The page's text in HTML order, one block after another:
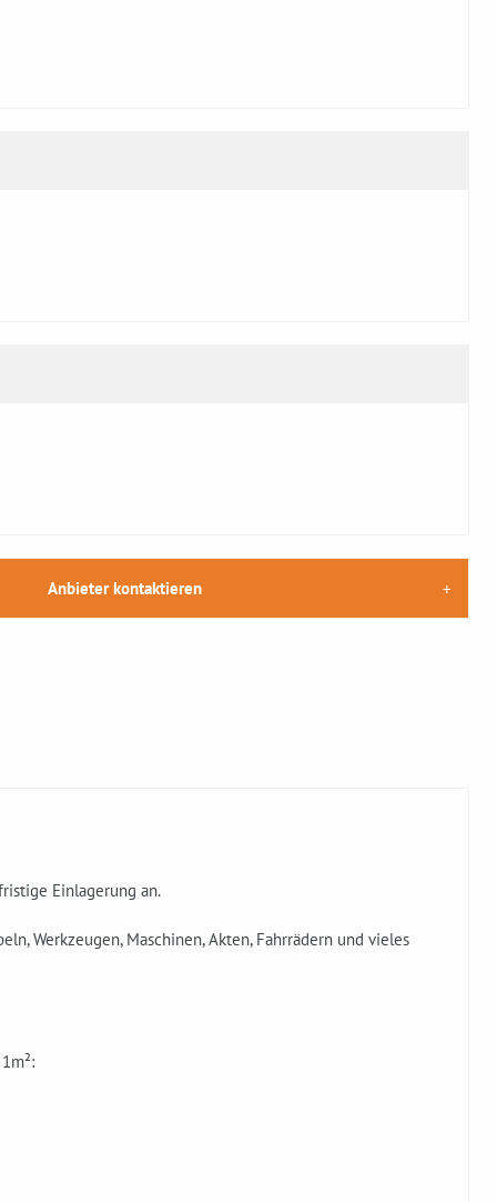
Anbieter kontaktieren
Einlagerung an.
Werkzeugen, Maschinen, Akten, Fahrrädern und vieles